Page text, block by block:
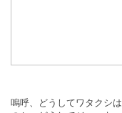
嗚呼、どうしてワタクシ